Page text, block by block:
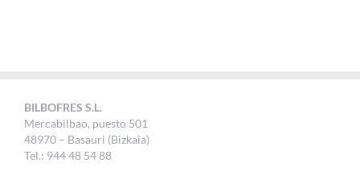
BILBOFRES S.L.
Mercabilbao, puesto 501
48970 – Basauri (Bizkaia)
Tel.: 944 48 54 88